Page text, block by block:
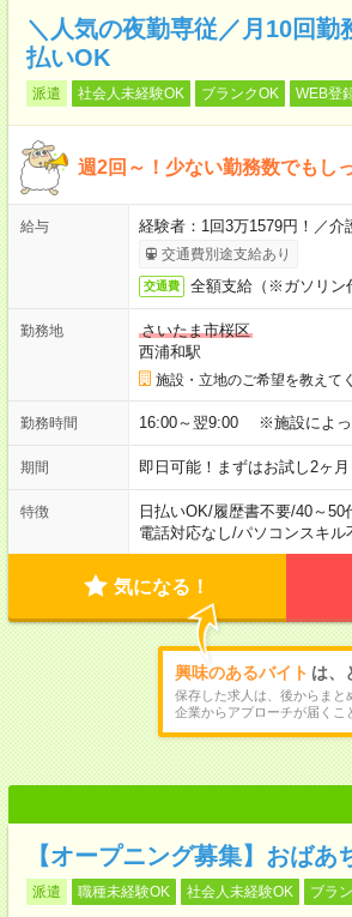
＼人気の夜勤専従／月10回勤
払いOK
派遣 社会人未経験OK ブランクOK WEB登
週2回～！少ない勤務数でもし
給与 経験者：1回3万1579円！／
交通費別途支給あり
交通費 全額支給（※ガソリン
勤務地
さいたま市桜区
西浦和駅
施設・立地のご希望を教えて
勤務時間 16:00～翌9:00 ※施設によっ
期間 即日可能！まずはお試し2ヶ月
特徴 日払いOK/履歴書不要/40～50
電話対応なし/パソコンスキル
気になる！
興味のあるバイト は、
保存した求人は、後からまと
企業からアプローチが届くこ
【オープニング募集】おば
派遣 職種未経験OK 社会人未経験OK ブラ